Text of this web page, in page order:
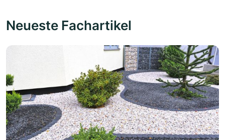
Neueste Fachartikel